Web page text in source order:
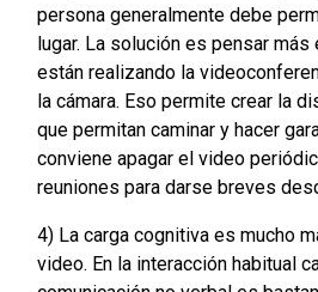
persona generalmente debe
lugar. La solución es pensar más
están realizando la
la cámara. Eso permite crear la
que permitan caminar y hacer
conviene apagar el video
reuniones para darse breves
4) La carga cognitiva es mucho
video. En la interacción habitual